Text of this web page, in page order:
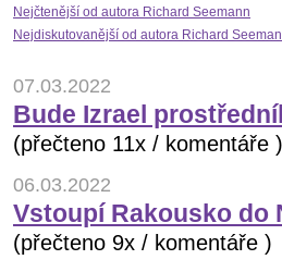
Nejčtenější od autora Richard Seemann
Nejdiskutovanější od autora Richard
07.03.2022
Bude Izrael
(přečteno 11x / komentáře )
06.03.2022
Vstoupí Rakousko do
(přečteno 9x / komentáře )